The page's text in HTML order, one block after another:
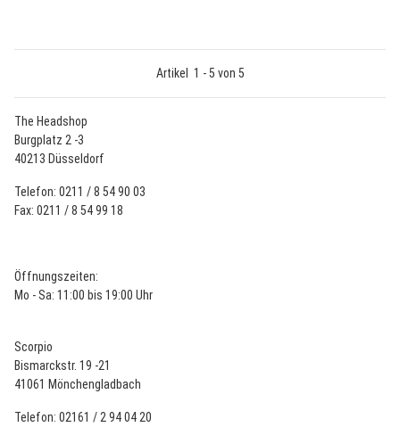
Artikel 1 -5 von 5
The Headshop
Burgplatz 2 -3
40213 Düsseldorf
Telefon: 0211 / 8 54 90 03
Fax: 0211 / 8 54 99 18
Öffnungszeiten:
Mo - Sa: 11:00 bis 19:00 Uhr
Scorpio
Bismarckstr. 19 -21
41061 Mönchengladbach
Telefon: 02161 / 2 94 04 20